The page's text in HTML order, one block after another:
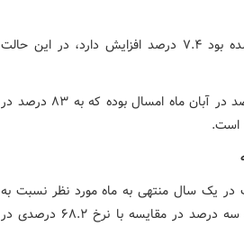
تورم نقطه‌ای در دی ماه نسبت به آذر ماه که ۸۳ درصد گزارش شده بود ۷.۴ درصد افزایش دارد، در این حالت
از سال ۱۳۹۶ تا کنون بالاترین حد تورم نقطه به نقطه حدود ۱۱۴ درصد در آبان ماه امسال بوده که به ۸۳ درصد در
است.
در یک سال منتهی به ماه مورد نظر نسبت به
دوره مشابه سال قبل را نشان می دهد ۷۱.۸ درصد اعلام شده که سه درصد در مقایسه با نرخ ۶۸.۲ درصدی در